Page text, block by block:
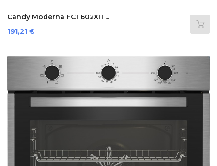
Candy Moderna FCT602XIT...
Prezzo
191,21 €